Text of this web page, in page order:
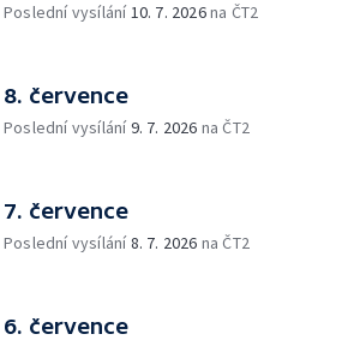
Poslední vysílání10. 7. 2026na ČT2
8. července
Poslední vysílání9. 7. 2026 na ČT2
7. července
Poslední vysílání8. 7. 2026 na ČT2
6. července